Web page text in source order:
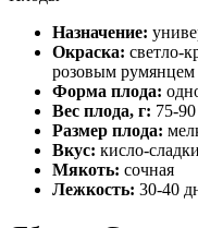
Назначение:
Окраска: светло-
розовым румянцем
Форма плода:
Вес плода, г: 75-90
Размер плода:
Вкус: кисло-
Мякоть: сочная
Лежкость: 30-40